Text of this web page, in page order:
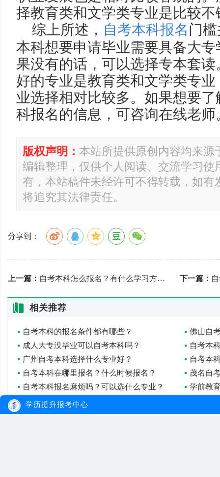
择教育类和文学类专业是比较不
综上所述， 自考本科报名门
本科想要申请毕业需要具备大
果没有的话，可以选择专本套
好的专业是教育类和文学类专
业选择相对比较多。如果想要
科报名的信息，可咨询在线老师
版权声明： 本站所提供原创内容均来源
编辑整理，仅供个人阅读、交流学习使
有，本站稿件未经许可不得转载，如有
将追究其法律责任。
分享到：
上一篇： 自考本科怎么报名？有什么学习方式？ 下一篇： 自
相关推荐
自考本科的报名条件都有哪些？
佛山自
成人大专没毕业可以自考本科吗？
广州自考本科选择什么专业好？
自考本
自考本科在哪里报名？什么时候报名？
茂名自
自考本科报名麻烦吗？可以选什么专业？
学前教
自考本科怎么报名？有哪些专业？
学历提升报考中心